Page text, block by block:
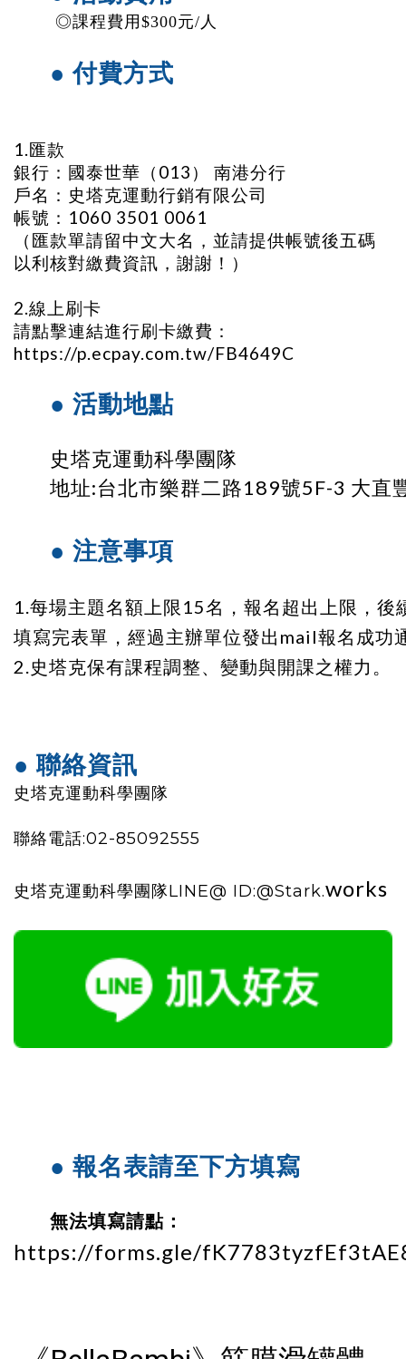
◎課程費用$300元/人
● 付費方式
1.匯款
銀行：國泰世華（013） 南港分行
戶名：史塔克運動行銷有限公司
帳號：1060 3501 0061
（匯款單請留中文大名，並請提供帳號後五碼
以利核對繳費資訊，謝謝！）
2.線上刷卡
請點擊連結進行刷卡繳費：
https://p.ecpay.com.tw/FB4649C
● 活動地點
史塔克運動科學團隊
地址:台北市樂群二路189號5F-3 大直
● 注意事項
1.每場主題名額上限15名，報名超出上限，後
填寫完表單，經過主辦單位發出mail報名成功
2.史塔克保有課程調整、變動與開課之權力。
● 聯絡資訊
史塔克運動科學團隊
聯絡電話:02-85092555
史塔克運動科學團隊LINE@ ID:@Stark.works
● 報名表請至下方填寫
無法填寫請點：
https://forms.gle/